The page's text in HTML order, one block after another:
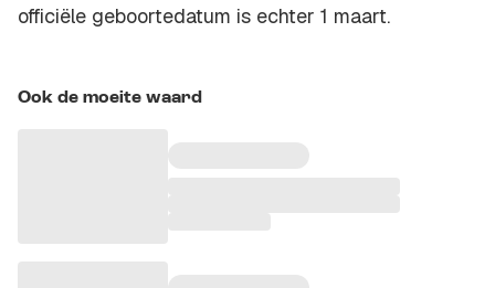
officiële geboortedatum is echter 1 maart.
Ook de moeite waard